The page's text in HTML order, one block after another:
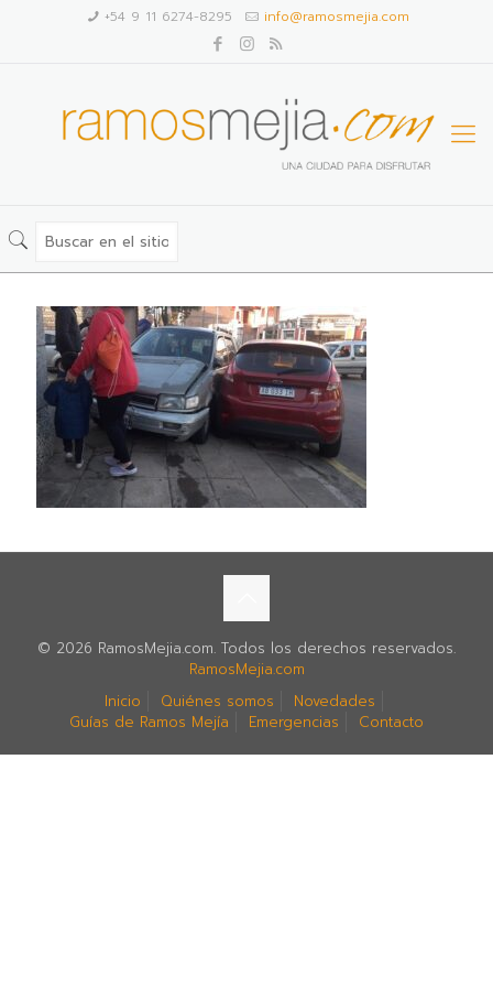
+54 9 11 6274-8295 info@ramosmejia.com
© 2026 RamosMejia.com. Todos los derechos reservados.
RamosMejia.com
Inicio
Quiénes somos
Novedades
Guías de Ramos Mejía
Emergencias Contacto